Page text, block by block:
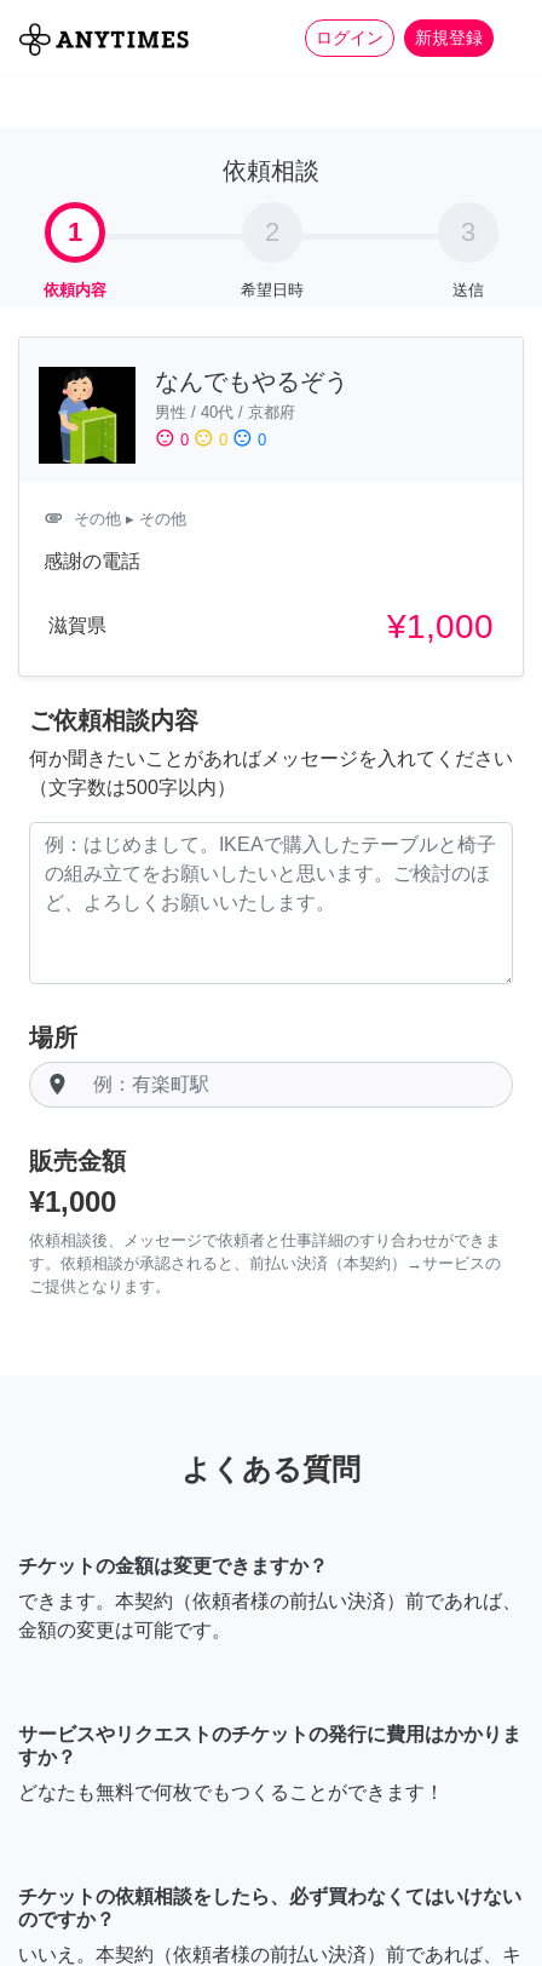
ログイン 新規登録
全て 家事 more_horiz
依頼相談
1
依頼内容
2
希望日時
3
送信
なんでもやるぞう
男性 / 40代 / 京都府
sentiment_satisfied 0 sentiment_neutral 0 sentiment_dissatisfied 0
attachment その他 ▸ その他
感謝の電話
滋賀県 ¥1,000
ご依頼相談内容
何か聞きたいことがあればメッセージを入れてください
（文字数は500字以内）
場所
room
販売金額
¥1,000
依頼相談後、メッセージで依頼者と仕事詳細のすり合わせができま
す。依頼相談が承認されると、前払い決済（本契約）→サービスの
ご提供となります。
よくある質問
チケットの金額は変更できますか？
できます。本契約（依頼者様の前払い決済）前であれば、
金額の変更は可能です。
サービスやリクエストのチケットの発行に費用はかかりま
すか？
どなたも無料で何枚でもつくることができます！
チケットの依頼相談をしたら、必ず買わなくてはいけない
のですか？
いいえ。本契約（依頼者様の前払い決済）前であれば、キ